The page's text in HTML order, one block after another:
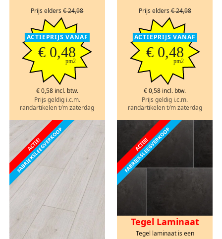
Prijs elders€ 24,98
ACTIEPRIJS VANAF
€ 0,48
pm2
€ 0,58 incl. btw.
Prijs geldig i.c.m.
randartikelen t/m zaterdag
Prijs elders€ 24,98
ACTIEPRIJS VANAF
€ 0,48
pm2
€ 0,58 incl. btw.
Prijs geldig i.c.m.
randartikelen t/m zaterdag
ACTIE!
FABRIEKSLEEGVERKOOP ACTIE!
FABRIEKSLEEGVERKOOP
Tegel Laminaat
Tegel laminaat is een